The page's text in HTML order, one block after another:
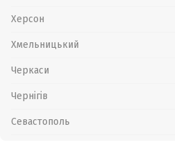
Херсон
Хмельницький
Черкаси
Чернігів
Севастополь